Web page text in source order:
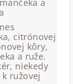
a
citrónovej
kôry,
a ruže.
niekedy
ružovej